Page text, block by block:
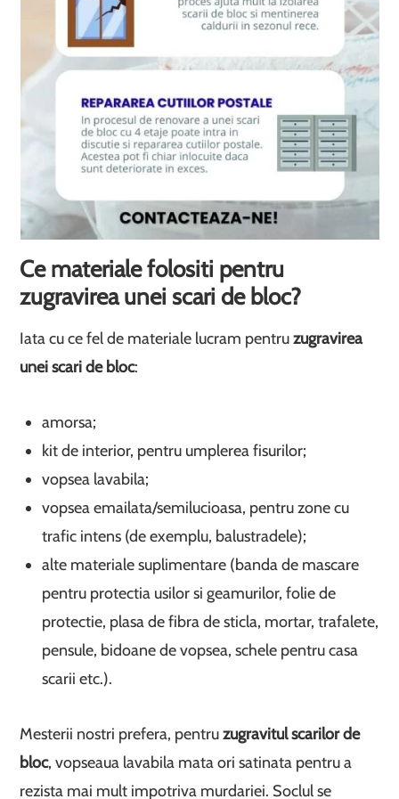
Ce materiale folositi pentru
zugravirea unei scari de bloc?
Iata cu ce fel de materiale lucram pentruzugravirea
unei scari de bloc:
amorsa;
kit de interior, pentru umplerea fisurilor;
vopsea lavabila;
vopsea emailata/semilucioasa, pentru zone cu
trafic intens (de exemplu, balustradele);
alte materiale suplimentare (banda de mascare
pentru protectia usilor si geamurilor, folie de
protectie, plasa de fibra de sticla, mortar, trafalete,
pensule, bidoane de vopsea, schele pentru casa
scarii etc.).
Mesterii nostri prefera, pentruzugravitul scarilor de
bloc, vopseaua lavabila mata ori satinata pentru a
rezista mai mult impotriva murdariei. Soclul se